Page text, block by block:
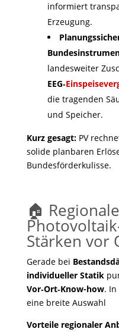
informiert
Erzeugung.
landesweiter
EEG‑
die tragenden
und Speicher.
Kurz gesagt:PV
solide planbaren
Bundesförderkulisse.
🏠 Regionale
Stärken vor
Gerade bei
individueller Statik
Vor‑Ort‑Know-how. In
eine breite Auswahl
Vorteile regionaler